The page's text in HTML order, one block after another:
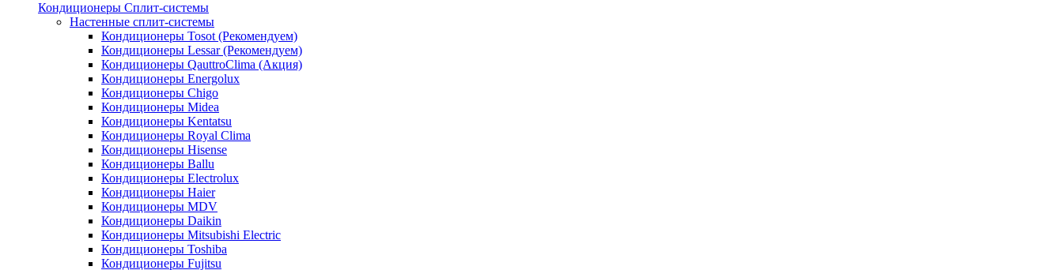
Кондиционеры Сплит-системы
Настенные сплит-системы
Кондиционеры Tosot (Рекомендуем)
Кондиционеры Lessar (Рекомендуем)
Кондиционеры QauttroClima (Акция)
Кондиционеры Energolux
Кондиционеры Chigo
Кондиционеры Midea
Кондиционеры Kentatsu
Кондиционеры Royal Clima
Кондиционеры Hisense
Кондиционеры Ballu
Кондиционеры Electrolux
Кондиционеры Haier
Кондиционеры MDV
Кондиционеры Daikin
Кондиционеры Mitsubishi Electric
Кондиционеры Toshiba
Кондиционеры Fujitsu